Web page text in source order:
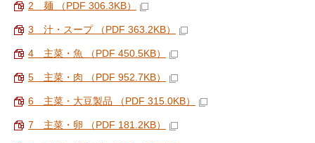
2 麺 （PDF 306.3KB）
3 汁・スープ （PDF 363.2KB）
4 主菜・魚 （PDF 450.5KB）
5 主菜・肉 （PDF 952.7KB）
6 主菜・大豆製品 （PDF 315.0KB）
7 主菜・卵 （PDF 181.2KB）